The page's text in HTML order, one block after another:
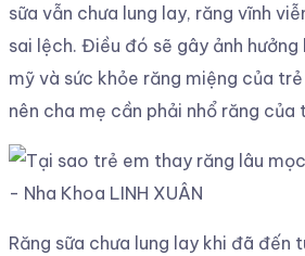
sữa vẫn chưa lung lay, răng vĩnh
sai lệch. Điều đó sẽ gây ảnh
mỹ và sức khỏe răng miệng của
nên cha mẹ cần phải nhổ răng của
Răng sữa chưa lung lay khi đã đến